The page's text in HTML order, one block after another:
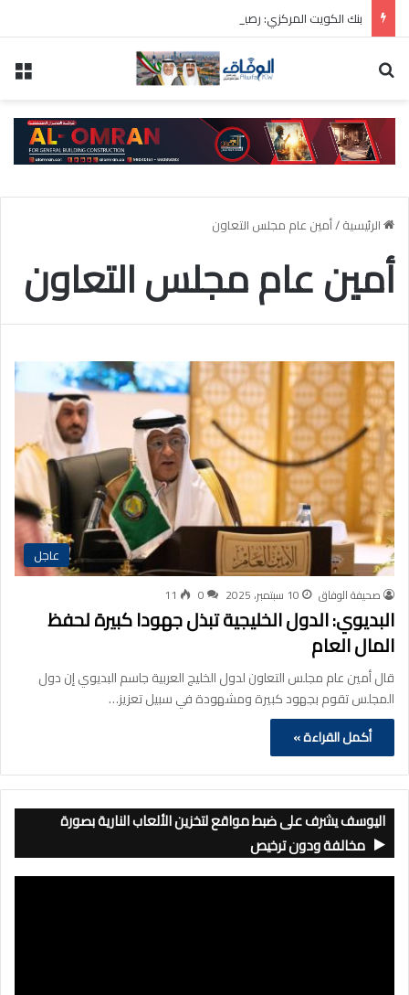
الرئيسية/أمين عام مجلس التعاون
أمين عام مجلس التعاون
عاجل
صحيفة الوفاق 10 سبتمبر، 2025 0
11
البديوي: الدول الخليجية تبذل جهودا كبيرة لحفظ
المال العام
قال أمين عام مجلس التعاون لدول الخليج العربية جاسم البديوي إن دول
المجلس تقوم بجهود كبيرة ومشهودة في سبيل تعزيز…
أكمل القراءة »
اليوسف يشرف على ضبط مواقع لتخزين الألعاب النارية بصورة
مخالفة ودون ترخيص